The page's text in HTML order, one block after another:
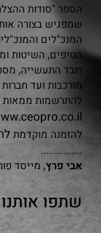
הספר "סודות
המנכ"לים
הטיפים, השיטות
רובד התעשייה,
מורכבות ועד חברות
להתרשמות ממאות
להזמנה מוקדמת
...............
אבי פרץ, מייסד
שתפו אותנו